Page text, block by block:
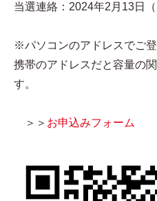
当選連絡：2024年2月13日（
※パソコンのアドレスでご登
携帯のアドレスだと容量の
す。
＞＞ お申込みフォーム